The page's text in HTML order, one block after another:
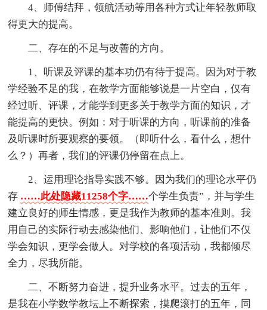
4、师傅结拜，领航活动等用各种方式让年轻教师取
得更大的提高。
二、存在的不足与改善的方向。
1、听课及评课的基本功仍有待于提高。因为对于教
学经验不足的我，在教学方面能够说是一片空白，仅有
经过听、评课，才能学到更多关于教学方面的知识，才
能提高的更快。例如：对于听课的方向，听课前的准备
及听课时所要观察的要领。（即听什么，看什么，想什
么？）再者，我们的评课仍停留在点上。
2、运用理论指导实践不够。因为我们的理论水平仍
存 ……此处隐藏11258个字……个学生负责”，并与学生
建立良好的师生情感，更是我作为教师的基本准则。我
用自己的实际行动去感染他们、影响他们，让他们不仅
学会知识，更学会做人。对学校的各项活动，我都倾尽
全力，尽我所能。
二、不断努力奋进，提升业务水平。过去的五年，
是我在小学数学教坛上不断探索，摸爬滚打的五年，同